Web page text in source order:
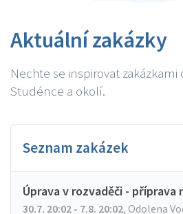
Aktuální zakázky
Nechte se inspirovat
Studénce a okolí.
Seznam zakázek
Úprava v rozvaděči - příprava
30.7. 20:02 - 7.8. 20:02, Odolena